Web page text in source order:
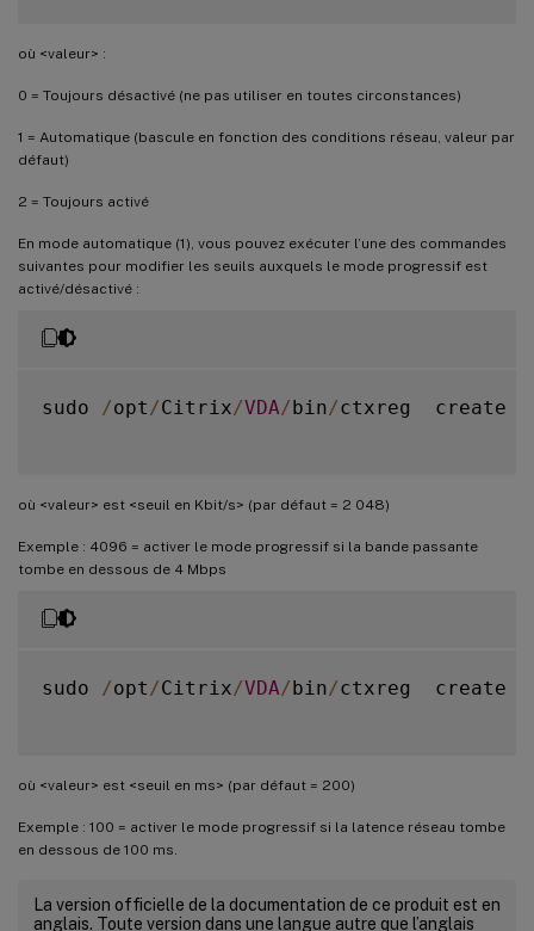
où <valeur> :
0 = Toujours désactivé (ne pas utiliser en toutes circonstances)
1 = Automatique (bascule en fonction des conditions réseau, valeur par
défaut)
2 = Toujours activé
En mode automatique (1), vous pouvez exécuter l’une des commandes
suivantes pour modifier les seuils auxquels le mode progressif est
activé/désactivé :
sudo /opt /Citrix/VDA/bin/ctxreg  create
où <valeur> est <seuil en Kbit/s> (par défaut = 2 048)
Exemple : 4096 = activer le mode progressif si la bande passante
tombe en dessous de 4 Mbps
sudo /opt /Citrix/VDA/bin/ctxreg  create
où <valeur> est <seuil en ms> (par défaut = 200)
Exemple : 100 = activer le mode progressif si la latence réseau tombe
en dessous de 100 ms.
La version officielle de la documentation de ce produit est en
anglais. Toute version dans une langue autre que l’anglais